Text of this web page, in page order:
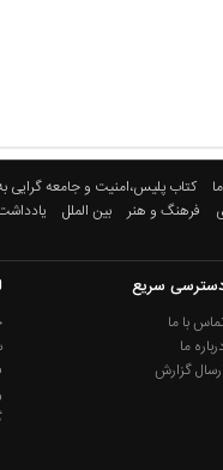
کتاب پلیس،امنیت و جامعه گرایی
فرهنگ و هنر بین الملل
سریع
با ما
ما
ارسال گزارش